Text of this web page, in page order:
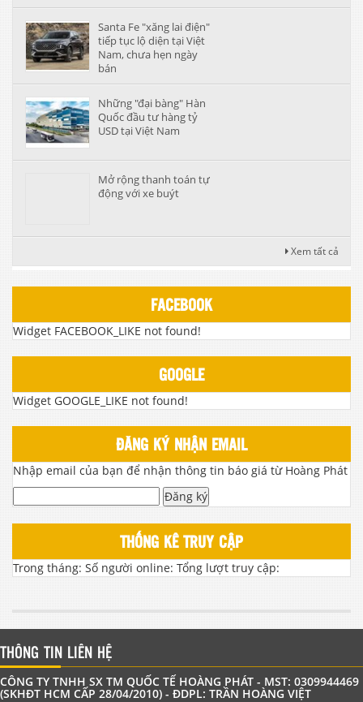
Santa Fe "xăng lai điện"
tiếp tục lộ diện tại Việt
Nam, chưa hẹn ngày
bán
Những "đại bàng" Hàn
Quốc đầu tư hàng tỷ
USD tại Việt Nam
Mở rộng thanh toán tự
động với xe buýt
Xem tất cả
FACEBOOK
Widget FACEBOOK_LIKE not found!
GOOGLE
Widget GOOGLE_LIKE not found!
ĐĂNG KÝ NHẬN EMAIL
Nhập email của bạn để nhận thông tin báo giá từ Hoàng Phát
Đăng ký
THỐNG KÊ TRUY CẬP
Trong tháng: Số người online: Tổng lượt truy cập:
THÔNG TIN LIÊN HỆ
CÔNG TY TNHH SX TM QUỐC TẾ HOÀNG PHÁT - MST: 0309944469
(SKHĐT HCM CẤP 28/04/2010) - ĐDPL: TRẦN HOÀNG VIỆT